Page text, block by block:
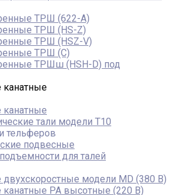
ТРШ (622-A)
ТРШ (HS-Z)
ТРШ (HSZ-V)
ТРШ (С)
ТРШш (HSH-D) под
канатные
канатные
тали модели T10
тельферов
подвесные
для талей
двухскоростные модели MD (380 В)
канатные PA высотные (220 В)